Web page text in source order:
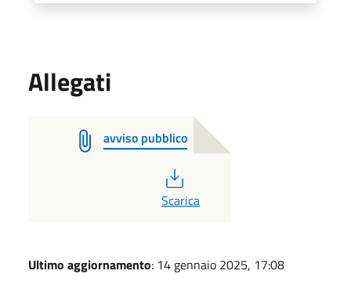
Allegati
avviso pubblico
PDF
Scarica
Ultimo aggiornamento: 14 gennaio 2025, 17:08